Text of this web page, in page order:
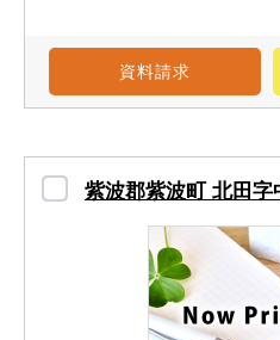
資料請求
紫波郡紫波町 北田字